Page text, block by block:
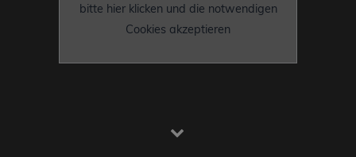
bitte hier klicken und die notwendigen
Cookies akzeptieren